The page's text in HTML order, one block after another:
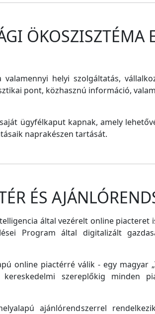
ÖKOSZISZTÉMA
helyi szolgáltatás,
pont, közhasznú információ,
ügyfélkaput kapnak, amely
naprakészen tartását.
ÉS
által vezérelt online piacteret
Program által digitalizált
online piactérré válik - egy magyar
szereplőkig minden
ajánlórendszerrel